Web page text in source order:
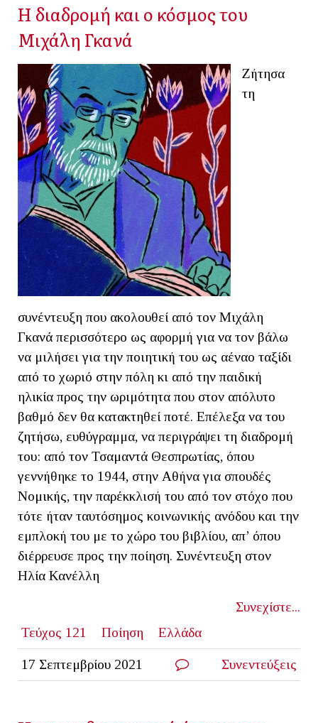
Η διαδρομή και ο κόσμος του
Μιχάλη Γκανά
Ζήτησα
τη
συνέντευξη που ακολουθεί από τον Μιχάλη
Γκανά περισσότερο ως αφορμή για να τον βάλω
να μιλήσει για την ποιητική του ως αέναο ταξίδι
από το χωριό στην πόλη κι από την παιδική
ηλικία προς την ωριμότητα που στον απόλυτο
βαθμό δεν θα κατακτηθεί ποτέ. Επέλεξα να του
ζητήσω, ευθύγραμμα, να περιγράψει τη διαδρομή
του: από τον Τσαμαντά Θεσπρωτίας, όπου
γεννήθηκε το 1944, στην Αθήνα για σπουδές
Νομικής, την παρέκκλισή του από τον στόχο που
τότε ήταν ταυτόσημος κοινωνικής ανόδου και την
εμπλοκή του με το χώρο του βιβλίου, απ’ όπου
διέρρευσε προς την ποίηση. Συνέντευξη στον
Ηλία Κανέλλη
Συνεχίστε...
Τεύχος 121
Ποίηση Ελλάδα
17 Σεπτεμβρίου 2021 Συνεντεύξεις